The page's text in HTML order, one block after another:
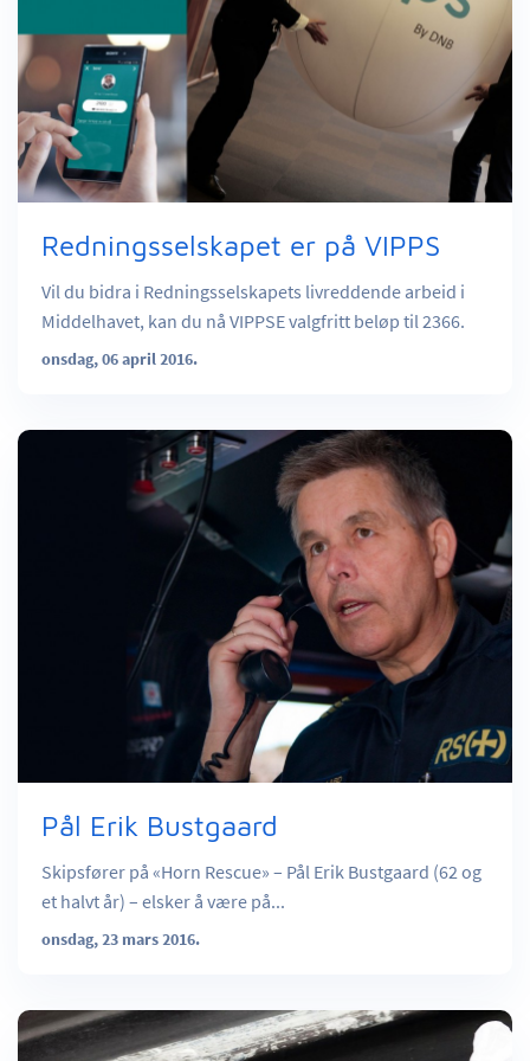
Redningsselskapet er på VIPPS
Vil du bidra i Redningsselskapets livreddende arbeid i
Middelhavet, kan du nå VIPPSE valgfritt beløp til 2366.
onsdag, 06 april 2016.
Pål Erik Bustgaard
Skipsfører på «Horn Rescue» – Pål Erik Bustgaard (62 og
et halvt år) – elsker å være på...
onsdag, 23 mars 2016.